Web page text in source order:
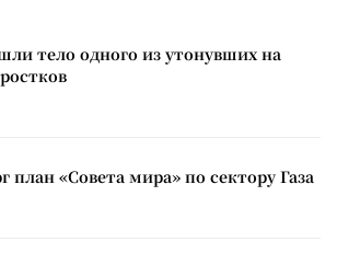
тело одного из утонувших на
план «Совета мира» по сектору Газа